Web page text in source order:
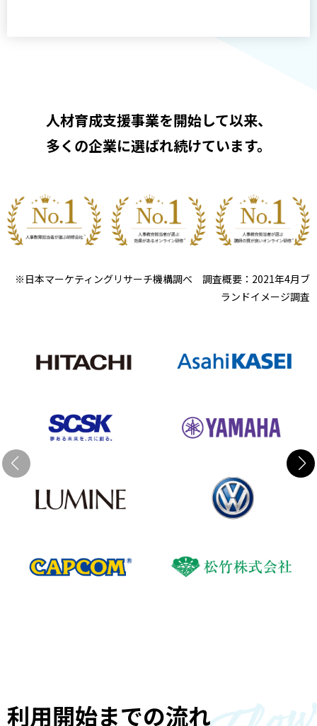
人材育成支援事業を開始して以来、
多くの企業に選ばれ続けています。
※日本マーケティングリサーチ機構調べ 調査概要：2021年4月ブ
ランドイメージ調査
利用開始までの流れ